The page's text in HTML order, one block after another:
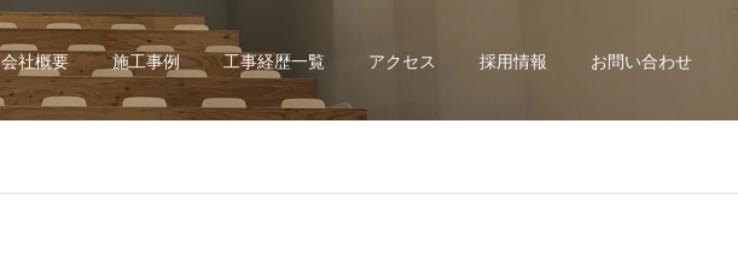
会社概要 施工事例 工事経歴一覧 アクセス 採用情報 お問い合わせ